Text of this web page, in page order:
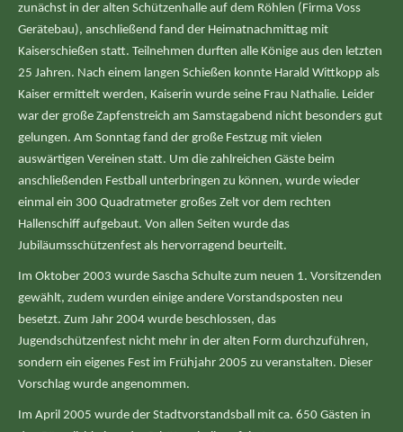
zunächst in der alten Schützenhalle auf dem Röhlen (Firma Voss
Gerätebau), anschließend fand der Heimatnachmittag mit
Kaiserschießen statt. Teilnehmen durften alle Könige aus den letzten
25 Jahren. Nach einem langen Schießen konnte Harald Wittkopp als
Kaiser ermittelt werden, Kaiserin wurde seine Frau Nathalie. Leider
war der große Zapfenstreich am Samstagabend nicht besonders gut
gelungen. Am Sonntag fand der große Festzug mit vielen
auswärtigen Vereinen statt. Um die zahlreichen Gäste beim
anschließenden Festball unterbringen zu können, wurde wieder
einmal ein 300 Quadratmeter großes Zelt vor dem rechten
Hallenschiff aufgebaut. Von allen Seiten wurde das
Jubiläumsschützenfest als hervorragend beurteilt.
Im Oktober 2003 wurde Sascha Schulte zum neuen 1. Vorsitzenden
gewählt, zudem wurden einige andere Vorstandsposten neu
besetzt. Zum Jahr 2004 wurde beschlossen, das
Jugendschützenfest nicht mehr in der alten Form durchzuführen,
sondern ein eigenes Fest im Frühjahr 2005 zu veranstalten. Dieser
Vorschlag wurde angenommen.
Im April 2005 wurde der Stadtvorstandsball mit ca. 650 Gästen in